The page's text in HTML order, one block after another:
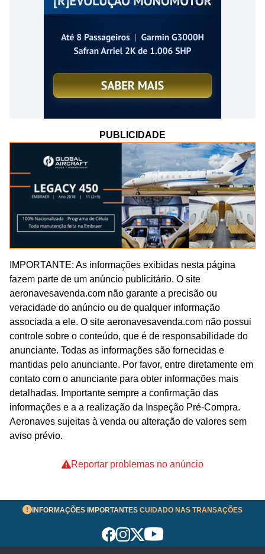
PUBLICIDADE
IMPORTANTE: As informações exibidas nesta página
fazem parte de um anúncio publicitário. O site
aeronavesavenda.com não garante a precisão ou
veracidade do anúncio ou de qualquer informação
associada a ele. O site aeronavesavenda.com não possui
controle sobre o conteúdo, que é de responsabilidade do
anunciante. Todas as informações são fornecidas e
mantidas pelo anunciante. Por favor, entre diretamente em
contato com o anunciante para obter informações mais
detalhadas. Importante sempre a confirmação das
informações e a a realização da Inspeção Pré-Compra.
Aeronaves sujeitas à venda ou alteração de valores sem
aviso prévio.
Reportar problemas no anúncio
INFORMAÇÕES IMPORTANTES CUIDADO NAS TRANSAÇÕES